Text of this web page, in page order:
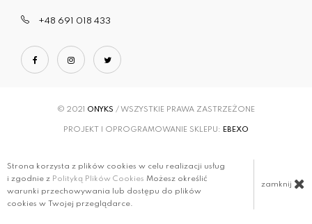
+48 691 018 433
© 2021 ONYKS / WSZYSTKIE PRAWA ZASTRZEŻONE
PROJEKT I OPROGRAMOWANIE SKLEPU: EBEXO
Strona korzysta z plików cookies w celu realizacji usług
i zgodnie z Polityką Plików Cookies Możesz określić
warunki przechowywania lub dostępu do plików
cookies w Twojej przeglądarce.
zamknij